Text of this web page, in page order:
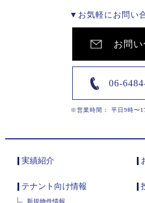
▼お気軽にお問い
お問
06-
※営業時間： 平日9時〜
実績紹介
テナント向け情報
新規物件情報